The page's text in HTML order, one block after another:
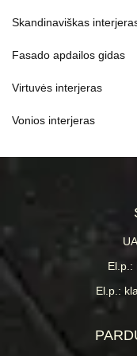
Skandinaviškas
Fasado apdailos gidas
Virtuvės interjeras
Vonios interjeras
El.p.:
El.p.: